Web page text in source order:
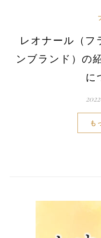
レオナール（フ
ンブランド）の
に
も